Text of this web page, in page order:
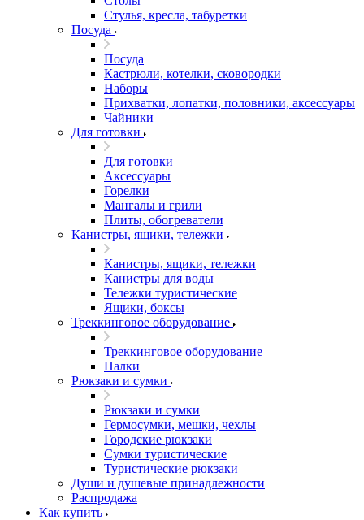
Стулья, кресла, табуретки
Посуда
Посуда
Кастрюли, котелки, сковородки
Наборы
Прихватки, лопатки, половники, аксессуары
Чайники
Для готовки
Для готовки
Аксессуары
Горелки
Мангалы и грили
Плиты, обогреватели
Канистры, ящики, тележки
Канистры, ящики, тележки
Канистры для воды
Тележки туристические
Ящики, боксы
Треккинговое оборудование
Треккинговое оборудование
Палки
Рюкзаки и сумки
Рюкзаки и сумки
Гермосумки, мешки, чехлы
Городские рюкзаки
Сумки туристические
Туристические рюкзаки
Души и душевые принадлежности
Распродажа
Как купить